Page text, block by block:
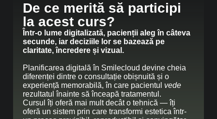
De ce merită să participi
la acest curs?
Într-o lume digitalizată, pacienții aleg în câteva
secunde, iar deciziile lor se bazează pe
claritate, încredere și vizual.
Planificarea digitală în Smilecloud devine cheia
diferenței dintre o consultație obișnuită și o
experiență memorabilă, în care pacientul vede
rezultatul înainte să înceapă tratamentul.
Cursul îți oferă mai mult decât o tehnică — îți
oferă un sistem prin care transformi estetica într-